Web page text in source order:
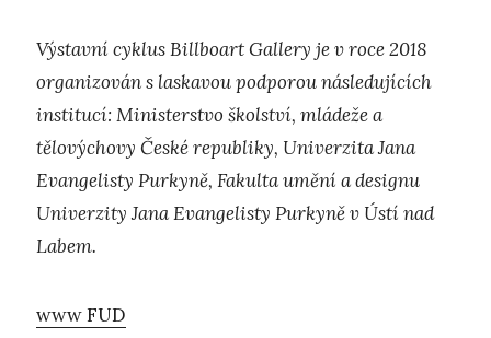
Výstavní cyklus Billboart Gallery je v roce 2018
organizován s laskavou podporou následujících
institucí: Ministerstvo školství, mládeže a
tělovýchovy České republiky, Univerzita Jana
Evangelisty Purkyně, Fakulta umění a designu
Univerzity Jana Evangelisty Purkyně v Ústí nad
Labem.
www FUD